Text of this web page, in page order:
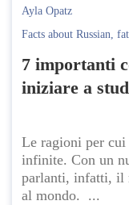
Ayla Opatz
Facts about Russian,
7 importanti
iniziare a
Le ragioni per cui
infinite. Con un
parlanti, infatti, il
al mondo. ...